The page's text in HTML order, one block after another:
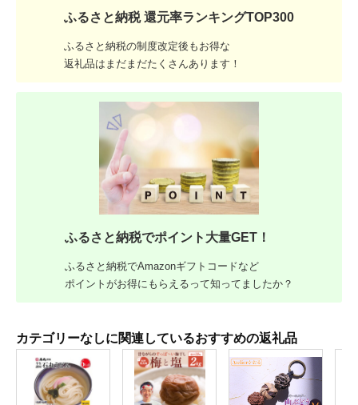
ふるさと納税 還元率ランキングTOP300
ふるさと納税の制度改定後もお得な
返礼品はまだまだたくさんあります！
ふるさと納税でポイント大量GET！
ふるさと納税でAmazonギフトコードなど
ポイントがお得にもらえるって知ってましたか？
カテゴリーなしに関連しているおすすめの返礼品